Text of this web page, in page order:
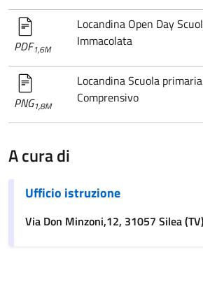
PDF1,6M
Locandina Open Day
Immacolata
PNG1,8M
Locandina Scuola
Comprensivo
A cura di
Ufficio istruzione
Via Don Minzoni,12, 31057 Silea (TV)